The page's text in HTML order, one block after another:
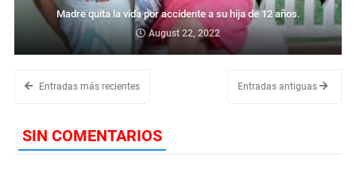
Madre quita la vida por accidente a su hija de 12 años.
August 22, 2022
Entradas más recientes Entradas antiguas
SIN COMENTARIOS